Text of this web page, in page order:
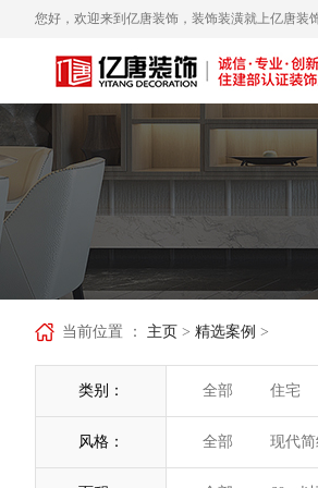
您好，欢迎来到亿唐装饰，装饰装潢就上亿唐装
当前位置 ： 主页 > 精选案例 >
类别： 全部 住宅
风格： 全部 现代简